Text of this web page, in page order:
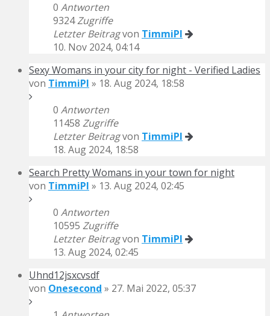
0 Antworten
9324Zugriffe
Letzter Beitragvon TimmiPI
10. Nov 2024, 04:14
Sexy Womans in your city for night - Verified Ladies
von TimmiPI » 18. Aug 2024, 18:58
0 Antworten
11458 Zugriffe
Letzter Beitragvon TimmiPI
18. Aug 2024, 18:58
Search Pretty Womans in your town for night
von TimmiPI » 13. Aug 2024, 02:45
0 Antworten
10595 Zugriffe
Letzter Beitragvon TimmiPI
13. Aug 2024, 02:45
Uhnd12jsxcvsdf
von Onesecond » 27. Mai 2022, 05:37